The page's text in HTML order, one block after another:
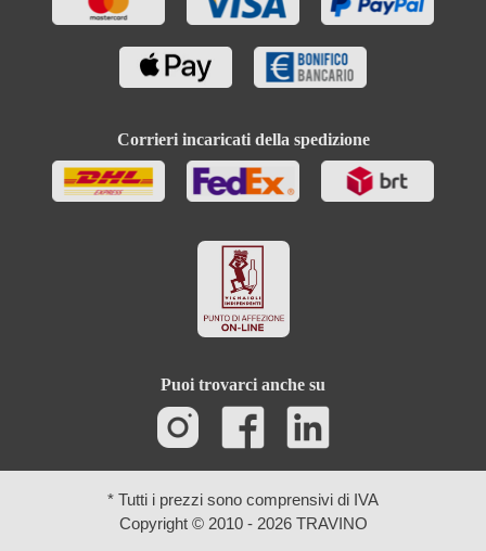
Corrieri incaricati della spedizione
Puoi trovarci anche su
* Tutti i prezzi sono comprensivi di IVA
Copyright © 2010 - 2026 TRAVINO
Ricerca avanzata